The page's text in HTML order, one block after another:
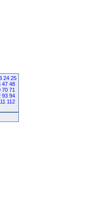
24 25
47 48
70 71
93 94
112